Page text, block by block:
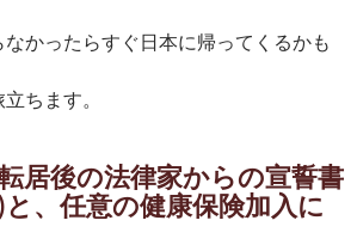
かったらすぐ日本に帰ってくるかも
ちます。
居後の法律家からの宣誓書
、任意の健康保険加入に